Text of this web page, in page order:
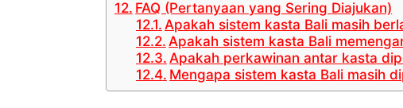
FAQ (Pertanyaan yang Sering Diajukan)
Apakah sistem kasta Bali masih
Apakah sistem kasta Bali
Apakah perkawinan antar kasta
Mengapa sistem kasta Bali masih